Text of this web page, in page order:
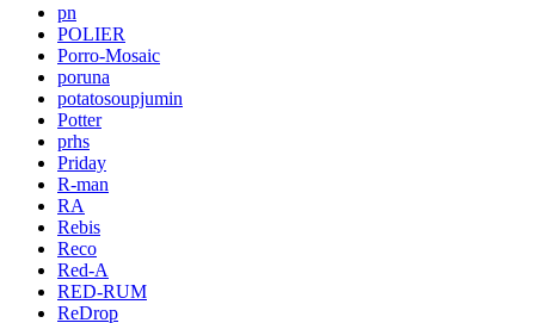
pn
POLIER
Porro-Mosaic
poruna
potatosoupjumin
Potter
prhs
Priday
R-man
RA
Rebis
Reco
Red-A
RED-RUM
ReDrop